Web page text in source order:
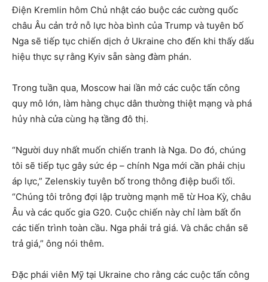
Điện Kremlin hôm Chủ nhật cáo buộc các cường quốc
châu Âu cản trở nỗ lực hòa bình của Trump và tuyên bố
Nga sẽ tiếp tục chiến dịch ở Ukraine cho đến khi thấy dấu
hiệu thực sự rằng Kyiv sẵn sàng đàm phán.
Trong tuần qua, Moscow hai lần mở các cuộc tấn công
quy mô lớn, làm hàng chục dân thường thiệt mạng và phá
hủy nhà cửa cùng hạ tầng đô thị.
“Người duy nhất muốn chiến tranh là Nga. Do đó, chúng
tôi sẽ tiếp tục gây sức ép – chính Nga mới cần phải chịu
áp lực,” Zelenskiy tuyên bố trong thông điệp buổi tối.
“Chúng tôi trông đợi lập trường mạnh mẽ từ Hoa Kỳ, châu
Âu và các quốc gia G20. Cuộc chiến này chỉ làm bất ổn
các tiến trình toàn cầu. Nga phải trả giá. Và chắc chắn sẽ
trả giá,” ông nói thêm.
Đặc phái viên Mỹ tại Ukraine cho rằng các cuộc tấn công